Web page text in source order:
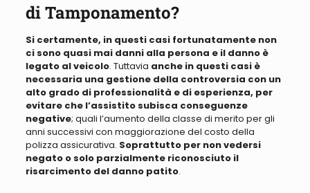
di Tamponamento?
Si certamente, in questi casi fortunatamente non
ci sono quasi mai danni alla persona e il danno è
legato al veicolo. Tuttavia anche in questi casi è
necessaria una gestione della controversia con un
alto grado di professionalità e di esperienza, per
evitare che l’assistito subisca conseguenze
negative; quali l’aumento della classe di merito per gli
anni successivi con maggiorazione del costo della
polizza assicurativa. Soprattutto per non vedersi
negato o solo parzialmente riconosciuto il
risarcimento del danno patito.